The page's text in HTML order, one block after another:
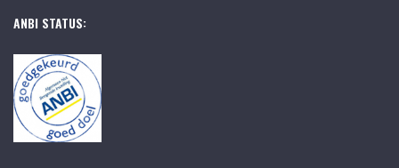
ANBI STATUS: